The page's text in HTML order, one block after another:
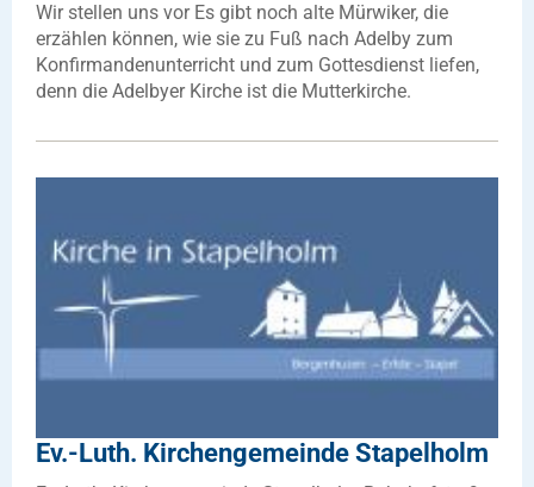
Wir stellen uns vor Es gibt noch alte Mürwiker, die
erzählen können, wie sie zu Fuß nach Adelby zum
Konfirmandenunterricht und zum Gottesdienst liefen,
denn die Adelbyer Kirche ist die Mutterkirche.
Ev.-Luth. Kirchengemeinde Stapelholm